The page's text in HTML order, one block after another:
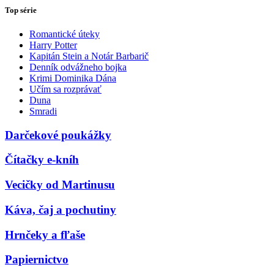
Top série
Romantické úteky
Harry Potter
Kapitán Stein a Notár Barbarič
Denník odvážneho bojka
Krimi Dominika Dána
Učím sa rozprávať
Duna
Smradi
Darčekové poukážky
Čítačky e-kníh
Vecičky od Martinusu
Káva, čaj a pochutiny
Hrnčeky a fľaše
Papiernictvo